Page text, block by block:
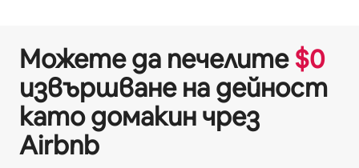
Можете да печелите$0
извършване на дейност
като домакин чрез
Airbnb